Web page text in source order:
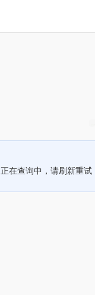
正在查询中，请刷新重试